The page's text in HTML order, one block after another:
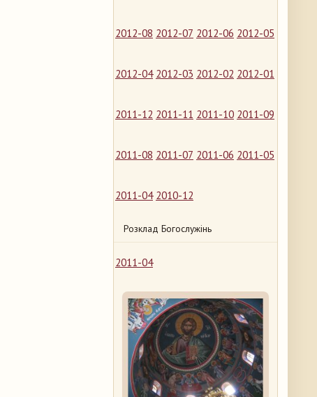
2012-08 2012-07 2012-06 2012-05
2012-04 2012-03 2012-02 2012-01
2011-12 2011-11 2011-10 2011-09
2011-08 2011-07 2011-06 2011-05
2011-04 2010-12
Розклад Богослужінь
2011-04